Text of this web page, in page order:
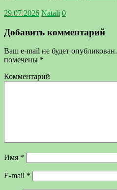
29.07.2026 Natali 0
Добавить комментарий
Ваш e-mail не будет опубликован.
помечены *
Комментарий
Имя *
E-mail *